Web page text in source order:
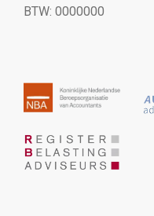
BTW: 0000000